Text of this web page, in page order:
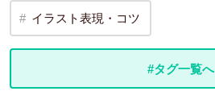
イラスト表現・コツ
#タグ一覧へ